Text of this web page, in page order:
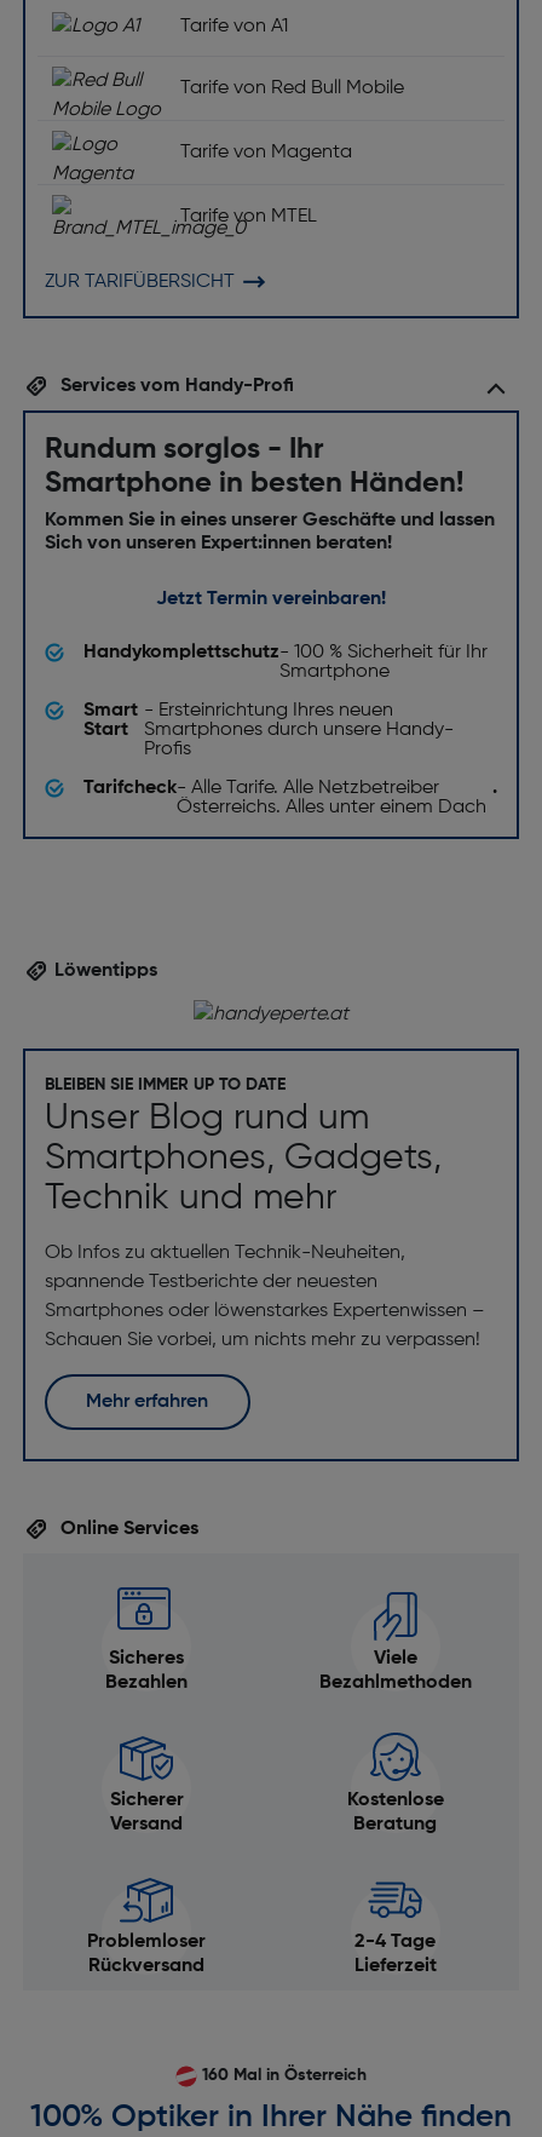
Tarife von A1
Tarife von Red Bull Mobile
Tarife von Magenta
Tarife von MTEL
ZUR TARIFÜBERSICHT
Services vom Handy-Profi
Rundum sorglos - Ihr
Smartphone in besten Händen!
Kommen Sie in eines unserer Geschäfte und lassen
Sich von unseren Expert:innen beraten!
Jetzt Termin vereinbaren!
Handykomplettschutz- 100 % Sicherheit für Ihr
Smartphone
Smart
Start
- Ersteinrichtung Ihres neuen
Smartphones durch unsere Handy-
Profis
Tarifcheck- Alle Tarife. Alle Netzbetreiber
Österreichs. Alles unter einem Dach
.
Löwentipps
BLEIBEN SIE IMMER UP TO DATE
Unser Blog rund um
Smartphones, Gadgets,
Technik und mehr
Ob Infos zu aktuellen Technik-Neuheiten,
spannende Testberichte der neuesten
Smartphones oder löwenstarkes Expertenwissen –
Schauen Sie vorbei, um nichts mehr zu verpassen!
Mehr erfahren
Online Services
Sicheres
Bezahlen
Viele
Bezahlmethoden
Sicherer
Versand
Kostenlose
Beratung
Problemloser
Rückversand
2-4 Tage
Lieferzeit
160 Mal in Österreich
100% Optiker in Ihrer Nähe finden